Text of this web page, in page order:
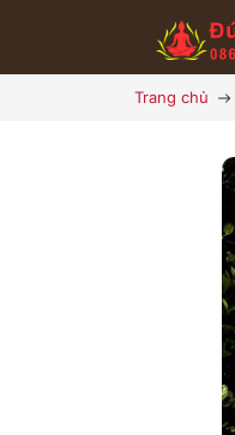
Trang chủ